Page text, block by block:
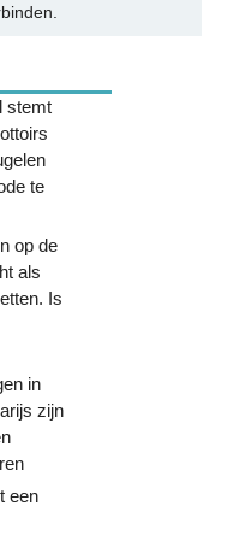
stemt
te
op de
als
Is
in
zijn
een